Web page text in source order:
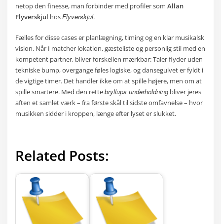
netop den finesse, man forbinder med profiler somAllan
Flyverskjul hosFlyverskjul.
Fælles for disse cases er planlægning, timing og en klar musikalsk
vision. Når I matcher lokation, gæsteliste og personlig stil med en
kompetent partner, bliver forskellen mærkbar: Taler flyder uden
tekniske bump, overgange føles logiske, og dansegulvet er fyldt i
de vigtige timer. Det handler ikke om at spille højere, men om at
spille smartere. Med den rettebryllups underholdning bliver jeres
aften et samlet værk – fra første skål til sidste omfavnelse – hvor
musikken sidder i kroppen, længe efter lyset er slukket.
Related Posts: